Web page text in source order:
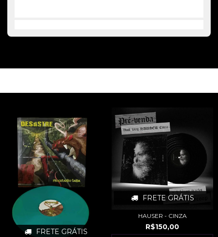
FRETE GRÁTIS
FRETE GRÁTIS
HAUSER - CINZA
R$150,00